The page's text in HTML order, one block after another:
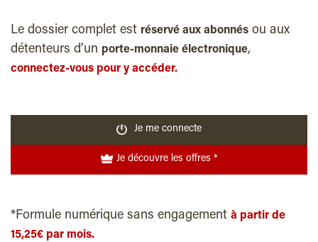
Le dossier complet est réservé aux abonnés ou aux
détenteurs d’un porte-monnaie électronique,
connectez-vous pour y accéder.
Je me connecte
Je découvre les offres *
*Formule numérique sans engagement à partir de
15,25€ par mois.